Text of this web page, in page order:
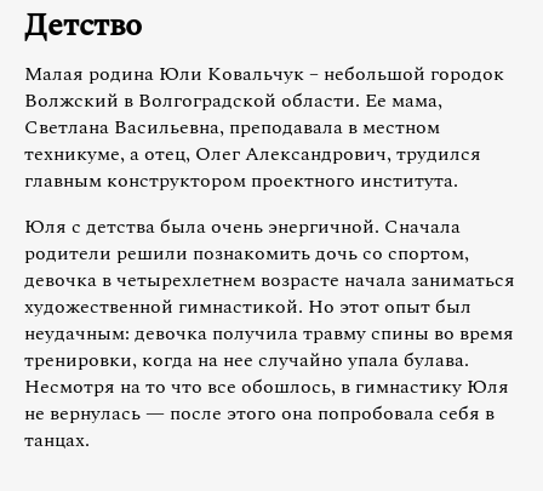
Детство
Малая родина Юли Ковальчук – небольшой городок
Волжский в Волгоградской области. Ее мама,
Светлана Васильевна, преподавала в местном
техникуме, а отец, Олег Александрович, трудился
главным конструктором проектного института.
Юля с детства была очень энергичной. Сначала
родители решили познакомить дочь со спортом,
девочка в четырехлетнем возрасте начала заниматься
художественной гимнастикой. Но этот опыт был
неудачным: девочка получила травму спины во время
тренировки, когда на нее случайно упала булава.
Несмотря на то что все обошлось, в гимнастику Юля
не вернулась — после этого она попробовала себя в
танцах.